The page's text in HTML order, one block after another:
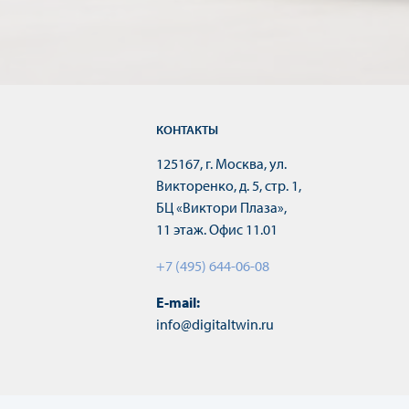
КОНТАКТЫ
125167, г. Москва, ул.
Викторенко, д. 5, стр. 1,
БЦ «Виктори Плаза»,
11 этаж. Офис 11.01
+7 (495) 644-06-08
E-mail:
info@digitaltwin.ru